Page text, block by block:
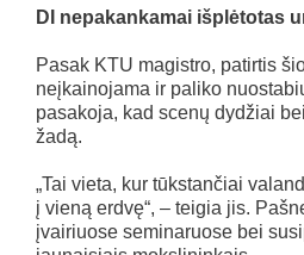
DI nepakankamai išplėtotas
Pasak KTU magistro, patirtis
neįkainojama ir paliko
pasakoja, kad scenų dydžiai
žadą.
„Tai vieta, kur tūkstančiai
į vieną erdvę“, – teigia jis.
įvairiuose seminaruose bei